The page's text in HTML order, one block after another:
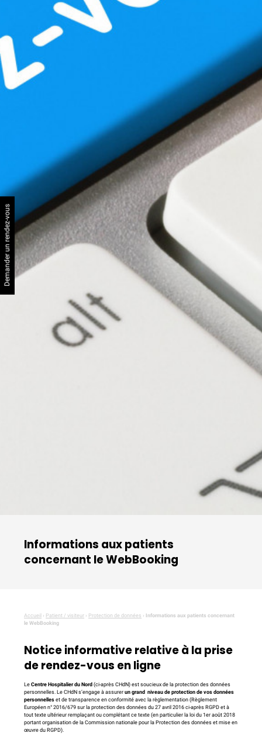
Informations aux patients
concernant le WebBooking
Accueil › Patient / visiteur › Protection de données › Informations aux patients concernant
le WebBooking
Notice informative relative à la prise
de rendez-vous en ligne
LeCentre Hospitalier du Nord(ci-après CHdN) est soucieux de la protection des données
personnelles. Le CHdN s’engage à assurerun grand niveau de protection de vos données
personnelleset de transparence en conformité avec la règlementation (Règlement
Européen n° 2016/679 sur la protection des données du 27 avril 2016 ci-après RGPD et à
tout texte ultérieur remplaçant ou complétant ce texte (en particulier la loi du 1er août 2018
portant organisation de la Commission nationale pour la Protection des données et mise en
œuvre du RGPD).
Demander un rendez-vous